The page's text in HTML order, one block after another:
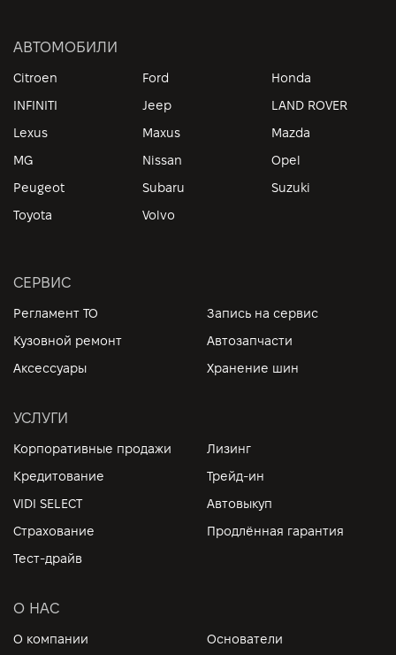
АВТОМОБИЛИ
Citroen Ford
Honda
INFINITI
Jeep
LAND ROVER
Lexus
Maxus
Mazda
MG
Nissan
Opel
Peugeot
Subaru
Suzuki
Toyota
Volvo
СЕРВИС
Регламент ТО
Запись на сервис
Кузовной ремонт
Автозапчасти
Аксессуары
Хранение шин
УСЛУГИ
Корпоративные продажи
Лизинг
Кредитование
Трейд-ин
VIDI SELECT
Автовыкуп
Страхование
Продлённая гарантия
Тест-драйв
О НАС
О компании Основатели